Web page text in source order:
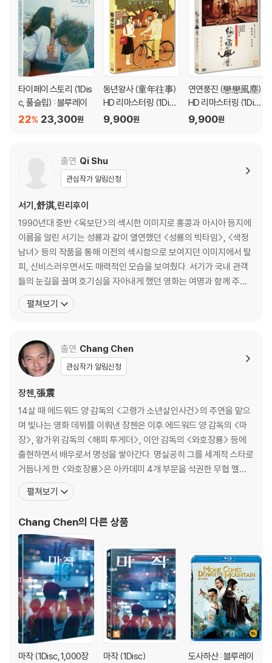
특히 계안과 은낭을 갈라놓은 가성공주, 가성공주의 청탁으로 은낭을 데려
다가 검객을 만든 여도사이자 가성공주의 쌍둥이 자매 가신공주, 계안의
본부인이자 권력의 야심가 전원씨, 계안의 후처로 임신중인 사실을 숨기고
있는 호희 등 이들의 크고 작은 욕망은 은낭의 갈등과 더해져 극적인 재미
를 증가시킨다.
'자객 섭은낭'은 무협이라는 이름으로 그려내고 있는 ‘섭은낭’이라는 한 여
룡'의 ‘수련’이나 ‘옥교룡’과는 다르다. 날카로운 칼을 쥐고 있는 자객이지
있는 청명검을 본 순간, 평범한 여인의 삶이 아니라 강호를 호령하는 영웅
이고 싶어서 검을 훔쳐서 달아나는 옥교룡과는 다른 캐릭터이다. 칼의 주
인은 최후의 절대절명의 순간까지 칼을 지키고 다스릴 수 있는, 감추고 품
어야 하는 마지막 수련단계인 인품을 가져야 하며, 깃털처럼 가벼운 검의
길은 그런 것이라고 영화 '와호장룡'은 말하지만, 정작 이 검의 길은 섭은낭
이 완성한다.
영화의 클라이막스라 할 수 있는 은낭과 계안이 서로를 향해 칼을 겨누게
되는 장면에서도 은낭은 계안에게 머뭇거리며 말하지 못한 무언가를 결국
전하지 못한다. 대신 “호희가 임신했습니다”라는 말로 계안을 지켜준다.
운명의 갈림길 앞, 십 여 년의 그리움과 고독함 후에 마침내 마주하게 된 운
명의 상대에게 조차 그 흔한 감정과 복수의 한마디를 전하지 못하며, 무협
손에 죽지 않으며, 은낭은 스승의 명령에 불복하고, 자객으로서의 마지막
관문 통과에 실패한다. 그러나 이 여성적 힘인 머뭇거림이야말로 칼이 마
지막으로 완성해야 하는 ‘웅크린 호랑이와 숨은 용-'와호장룡'의 정중지도
(正中之道)’가 말하려고 했던 칼을 품는 궁극의 인품인 것이다. 은낭은 진
정으로 칼을 숨기고 다스릴 수 있는 궁극에 도달한 것이다. '자객 섭은낭'의
은낭이 기존의 여성 킬러와는 완전히 다른 여성 캐릭터로 창조된 비밀이
여기에 있으며, 섭은낭을 연기한 배우 서기가 오래도록 회자될 만큼의 강
렬한 인상을 주는 이유이기도 하다.
ABOUT MOVIE 3
자연의 바람소리, 새소리, 구름, 나무, 햇살 - 또 하나의 캐릭터!
상미!
허우 샤오시엔 감독은 '자객 섭은낭'의 또 하나의 주인공으로 자연을 캐스
팅했다. 클로즈업이나 과장된 영상을 사용하지 않는 것으로 유명한 허우
감독은 클로즈업이나 빠른 편집 대신에 영화의 또 다른 캐릭터로 칼의 움
직임 전후로 들리는 나뭇잎 소리, 깊은 계곡을 돌다 온 듯한 바람소리, 멀리
칼싸움 현장으로 부서지는 햇살, 은낭의 어깨 너머로 보이는 붉은 노을 등
을 캐릭터화하면서 자연과 배경에 생기를 불어 넣었다. 관객들은 기존 무
협영화의 요란함과 과장 대신에 ‘고요’속의 칼의 긴장과 자연의 ‘충만함’ 가
운데 펼쳐지는 아름다움 속에서 인간들의 두려움과 헛된 욕망을 발견하게
된다.
타이페이 스토리 (1Dis
c, 풀슬립) : 블루레이
23,300원
22%
동년왕사 (童年往事)
HD 리마스터링 (1Dis
c)
9,900원
연연풍진 (戀戀風塵)
HD 리마스터링 (1Dis
c)
9,900원
출연 Qi Shu
관심작가 알림신청
서기,舒淇,린리후이
1990년대 중반 <옥보단>의 섹시한 이미지로 홍콩과 아시아 등지에
이름을 알린 서기는 성룡과 같이 열연했던 <성룡의 빅타임>, <색정
남녀> 등의 작품을 통해 이전의 섹시함으로 보여지던 이미지에서 탈
피, 신비스러우면서도 매력적인 모습을 보여줬다. 서기가 국내 관객
들의 눈길을 끌며 호기심을 자아내게 했던 영화는 여명과 함께 주연
환 영화 <유리의 성>을 통해서 이다. 여명의 오랜 연인으로 나온 이
영화에서 여명이 직접 불러주는 "Try to remember" 과 함께 서기
몰랐지만, 서기는 그 이전에 이미 홍콩과
펼쳐보기
출연 Chang Chen
관심작가 알림신청
장첸,張震
14살 때 에드워드 양 감독의 <고령가 소년살인사건>의 주연을 맡으
며 빛나는 영화 데뷔를 이뤄낸 장첸은 이후 에드워드 양 감독의 <마
장>, 왕가위 감독의 <해피 투게더>, 이안 감독의 <와호장룡> 등에
출현하면서 배우로서 명성을 쌓아간다. 명실공히 그를 세계적 스타로
거듭나게 한 <와호장룡>은 아카데미 4개 부문을 석권한 무협 멜로
로 이 영화에서 장첸은 장쯔이와 이룰 수 없는 사랑을 하는 마적단 두
목 ‘호’ 역할을 맡아 선 굵은 연기를 보여주었다. 장첸은 인기의 여세
하기도 했었는데, <와호장룡>으로 스타
펼쳐보기
Chang Chen의 다른 상품
마작 (1Disc, 1,000장
마작 (1Disc) 도사하산 : 블루레이